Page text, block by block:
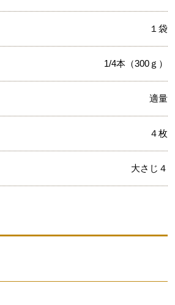
１袋
1/4本（300ｇ）
適量
４枚
大さじ４